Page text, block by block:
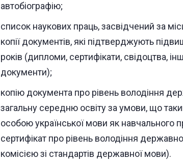
автобіографію;
список наукових праць, засвідчений за
копії документів, які підтверджують
років (дипломи, сертифікати, свідоцтва,
документи);
копію документа про рівень володіння
загальну середню освіту за умови, що
особою української мови як
сертифікат про рівень володіння
комісією зі стандартів державної мови).